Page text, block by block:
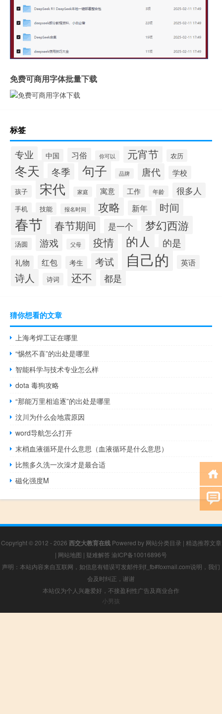
免费可商用字体批量下载
标签
专业 中国 习俗 你可以 元宵节 农历
冬天 冬季 句子 品牌 唐代 学校
孩子 宋代 家庭 寓意 工作 年龄 很多人
手机 技能 报名时间 攻略 新年 时间
春节 春节期间 是一个 梦幻西游
汤圆 游戏 父母 疫情 的人 的是
礼物 红包 考生 考试 自己的 英语
诗人 诗词 还不 都是
猜你想看的文章
上海考焊工证在哪里
“惕然不喜”的出处是哪里
智能科学与技术专业怎么样
dota 毒狗攻略
“那能万里相追逐”的出处是哪里
汶川为什么会地震原因
word导航怎么打开
末梢血液循环是什么意思（血液循环是什么意思）
比熊多久洗一次澡才是最合适
磁化强度M
Copyright © 2012 - 2026 西交大教育在线Powered by 网站分类目录 | 精选推荐文章
| 网站地图 | 疑难解答 渝ICP备10016896号
声明：本站内容来自互联网，如信息有错误可发邮件到f_fb#foxmail.com说明，我们
会及时纠正，谢谢
本站仅为个人兴趣爱好，不接盈利性广告及商业合作
小男孩